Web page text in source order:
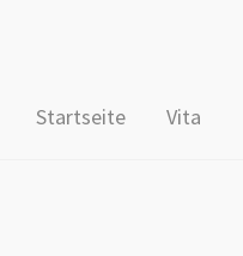
Startseite Vita